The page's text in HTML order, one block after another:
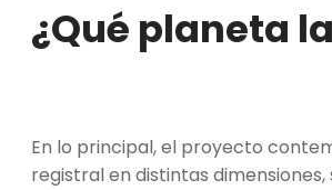
¿Qué planeta
En lo principal, el proyecto
registral en distintas